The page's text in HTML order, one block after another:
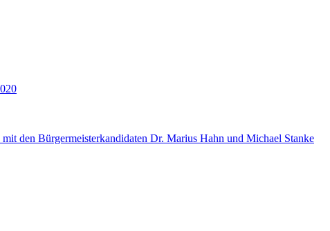
den Bürgermeisterkandidaten Dr. Marius Hahn und Michael Stanke